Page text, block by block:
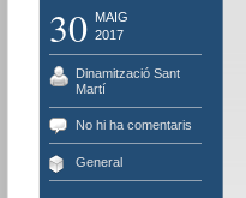
30
MAIG
2017
Dinamització Sant
Martí
No hi ha comentaris
General